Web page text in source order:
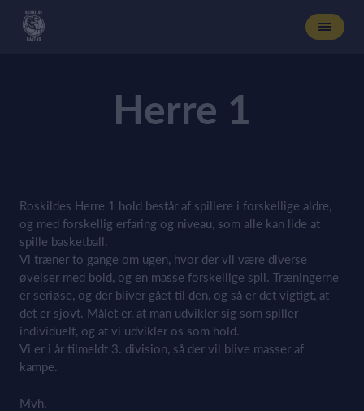
Herre 1
Roskildes Herre 1 hold består af spillere i forskellige aldre,
og med forskellig erfaring og niveau, som alle kan lide at
spille basketball.
Vi træner to gange om ugen, hvor der vil være diverse
øvelser med bold, og en masse forskellige spil. Træningerne
er seriøse, og der bliver gået til den, og så er det vigtigt, at
det er sjovt. Målet er, at man udvikler sig som spiller
individuelt, og at vi udvikler os som hold.
Vi er i år tilmeldt 3. division, så der vil blive masser af
kampe.
Mvh.